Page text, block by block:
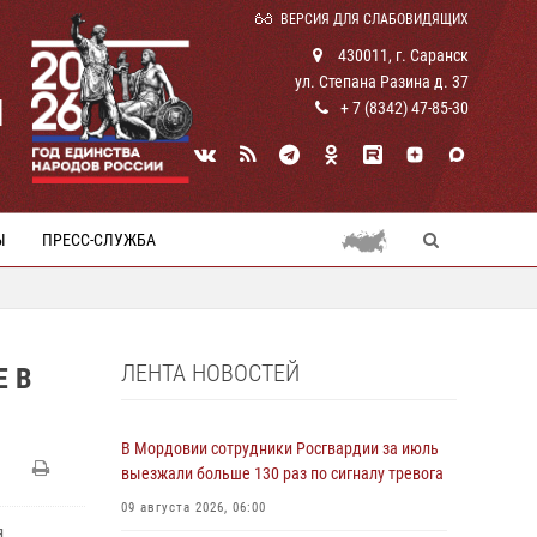
ВЕРСИЯ ДЛЯ СЛАБОВИДЯЩИХ
430011, г. Саранск
ул. Степана Разина д. 37
+ 7 (8342) 47-85-30
ПРЕСС-СЛУЖБА
В ЛЕНТА НОВОСТЕЙ
В Мордовии сотрудники Росгвардии за июль
выезжали больше 130 раз по сигналу тревога
09 августа 2026, 06:00